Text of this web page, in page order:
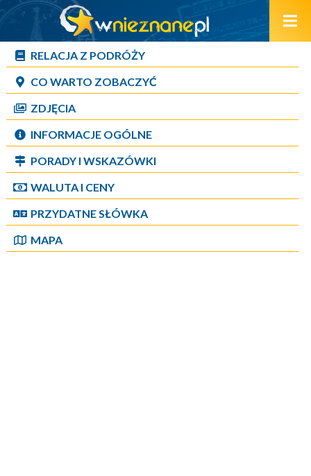
RELACJA Z PODRÓŻY
CO WARTO ZOBACZYĆ
ZDJĘCIA
INFORMACJE OGÓLNE
PORADY I WSKAZÓWKI
WALUTA I CENY
PRZYDATNE SŁÓWKA
MAPA